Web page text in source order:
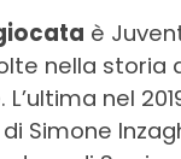
è
nella storia
nel
Simone